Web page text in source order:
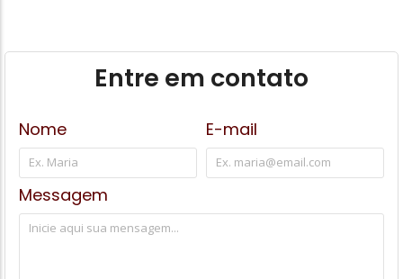
Entre em contato
Nome E-mail
Messagem